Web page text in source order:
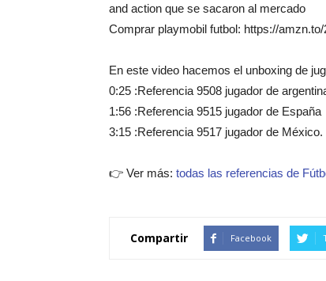
and action que se sacaron al mercado
Comprar playmobil futbol: https://
En este video hacemos el unboxing de
0:25 :Referencia 9508 jugador de
1:56 :Referencia 9515 jugador de España
3:15 :Referencia 9517 jugador de México.
👉 Ver más: todas las referencias de
Compartir Facebook